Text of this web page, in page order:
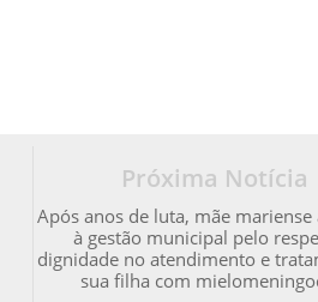
Próxima Notícia
Após anos de luta, mãe mariense
à gestão municipal pelo
dignidade no atendimento e
sua filha com